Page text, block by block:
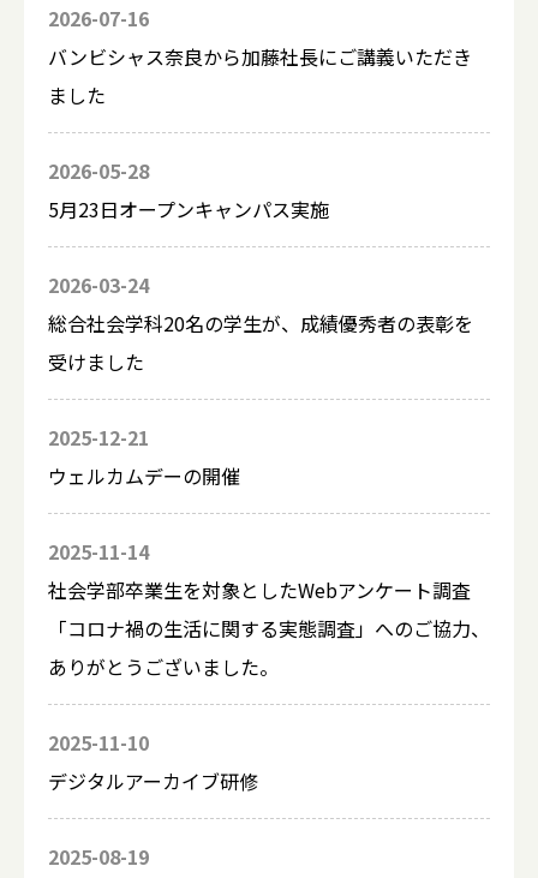
2026-07-16
バンビシャス奈良から加藤社長にご講義いただき
ました
2026-05-28
5月23日オープンキャンパス実施
2026-03-24
総合社会学科20名の学生が、成績優秀者の表彰を
受けました
2025-12-21
ウェルカムデーの開催
2025-11-14
社会学部卒業生を対象としたWebアンケート調査
「コロナ禍の生活に関する実態調査」へのご協力、
ありがとうございました。
2025-11-10
デジタルアーカイブ研修
2025-08-19